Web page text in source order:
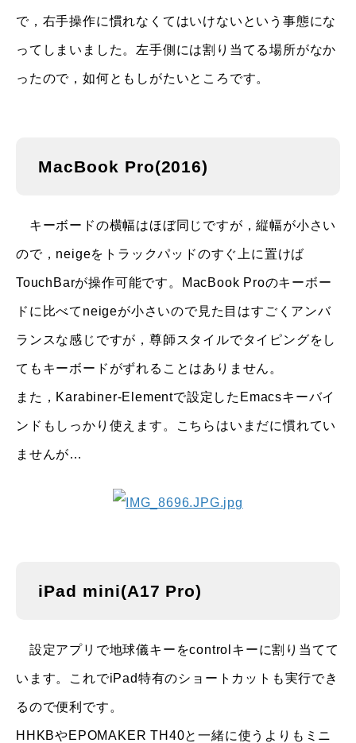
で，右手操作に慣れなくてはいけないという事態にな
ってしまいました。左手側には割り当てる場所がなか
ったので，如何ともしがたいところです。
MacBook Pro(2016)
キーボードの横幅はほぼ同じですが，縦幅が小さい
ので，neigeをトラックパッドのすぐ上に置けば
TouchBarが操作可能です。MacBook Proのキーボー
ドに比べてneigeが小さいので見た目はすごくアンバ
ランスな感じですが，尊師スタイルでタイピングをし
てもキーボードがずれることはありません。
また，Karabiner-Elementで設定したEmacsキーバイ
ンドもしっかり使えます。こちらはいまだに慣れてい
ませんが…
iPad mini(A17 Pro)
設定アプリで地球儀キーをcontrolキーに割り当てて
います。これでiPad特有のショートカットも実行でき
るので便利です。
HHKBやEPOMAKER TH40と一緒に使うよりもミニ